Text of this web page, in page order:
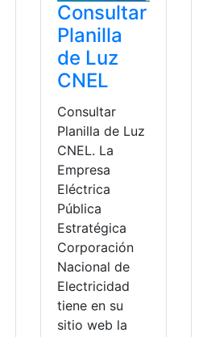
Consultar
Planilla
de Luz
CNEL
Consultar
Planilla de Luz
CNEL. La
Empresa
Eléctrica
Pública
Estratégica
Corporación
Nacional de
Electricidad
tiene en su
sitio web la